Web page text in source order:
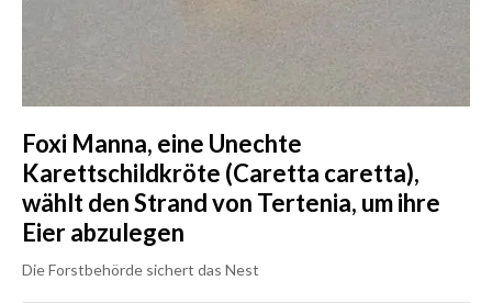
Foxi Manna, eine Unechte
Karettschildkröte (Caretta caretta),
wählt den Strand von Tertenia, um ihre
Eier abzulegen
Die Forstbehörde sichert das Nest